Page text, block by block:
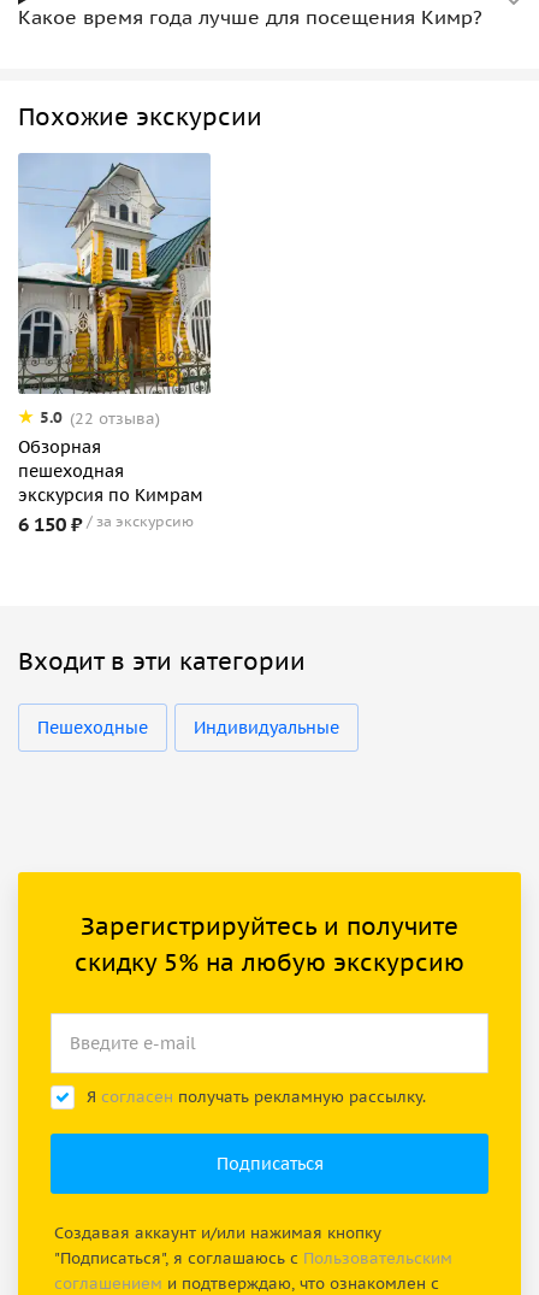
Какое время года лучше для посещения Кимр?
Похожие экскурсии
5.0 (22 отзыва)
Обзорная
пешеходная
экскурсия по Кимрам
6 150 ₽ за экскурсию
Входит в эти категории
Пешеходные Индивидуальные
Зарегистрируйтесь и получите
скидку 5% на любую экскурсию
Я согласен получать рекламную рассылку.
Создавая аккаунт и/или нажимая кнопку
"Подписаться", я соглашаюсь с Пользовательским
соглашением и подтверждаю, что ознакомлен с